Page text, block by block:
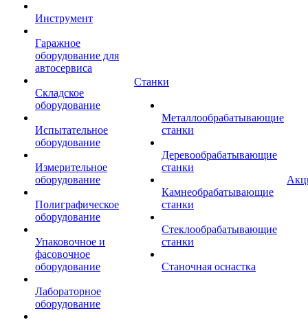
Инструмент
Гаражное
оборудование для
автосервиса
Складское
оборудование
Испытательное
оборудование
Измерительное
оборудование
Полиграфическое
оборудование
Упаковочное и
фасовочное
оборудование
Лабораторное
оборудование
Станки
Металлообрабатывающие
станки
Деревообрабатывающие
станки
Камнеобрабатывающие
станки
Стеклообрабатывающие
станки
Станочная оснастка